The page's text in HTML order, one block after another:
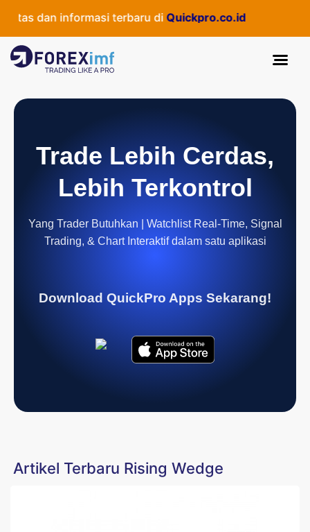
dan informasi terbaru diQuickpro.co.id
Trade Lebih Cerdas,
Lebih Terkontrol
Yang Trader Butuhkan | Watchlist Real-Time, Signal
Trading, & Chart Interaktif dalam satu aplikasi
Download QuickPro Apps Sekarang!
Artikel Terbaru Rising Wedge